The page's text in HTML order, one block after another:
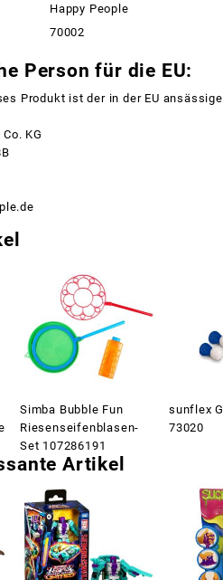
Happy People
70002
Person für die EU:
Produkt ist der in der EU
KG
Simba Bubble Fun
Riesenseifenblasen-
Set 107286191
sunflex
73020
Artikel